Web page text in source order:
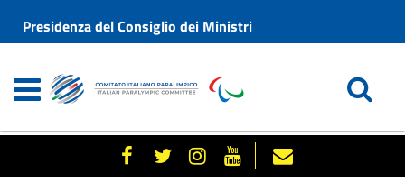
Presidenza del Consiglio dei Ministri